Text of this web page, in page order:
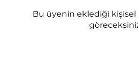
Bu üyenin eklediği